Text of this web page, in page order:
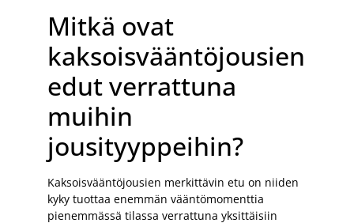
Mitkä ovat
kaksoisvääntöjousien
edut verrattuna
muihin
jousityyppeihin?
Kaksoisvääntöjousien merkittävin etu on niiden
kyky tuottaa enemmän vääntömomenttia
pienemmässä tilassa verrattuna yksittäisiin